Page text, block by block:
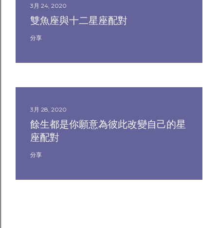
3月 24, 2020
雙魚座與十二星座配對
分享
3月 28, 2020
餘生都是你願意為彼此改變自己的星
座配對
分享